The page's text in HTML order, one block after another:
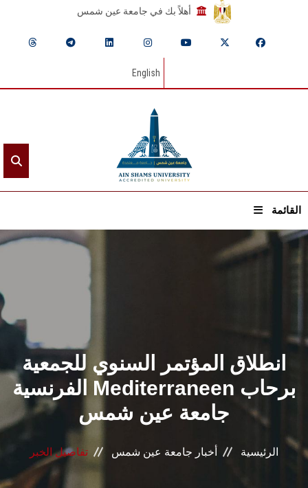
أهلاً بك في جامعة عين شمس
English
القائمة
الرئيسيـة
القطاعـات
الشئون الأكاديمية
البحث العلمي
المراكز والوحدات
انطلاق المؤتمر السنوي للجمعية
الفرنسية Mediterraneen برحاب
جامعة عين شمس
الرئيسية أخبار جامعة عين شمس تفاصيل الخبر